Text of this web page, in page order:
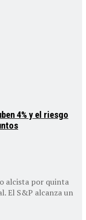
4% y el riesgo
alcista por quinta
El S&P alcanza un